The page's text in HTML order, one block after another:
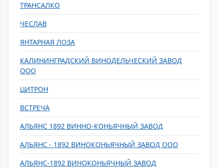
ТРАНСАЛКО
ЧЕСЛАВ
ЯНТАРНАЯ ЛОЗА
КАЛИНИНГРАДСКИЙ ВИНОДЕЛЬЧЕСКИЙ ЗАВОД
ООО
ЦИТРОН
ВСТРЕЧА
АЛЬЯНС 1892 ВИННО-КОНЬЯЧНЫЙ ЗАВОД
АЛЬЯНС - 1892 ВИНОКОНЬЯЧНЫЙ ЗАВОД ООО
АЛЬЯНС-1892 ВИНОКОНЬЯЧНЫЙ ЗАВОД